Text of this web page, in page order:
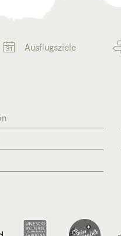
Ausflugsziele